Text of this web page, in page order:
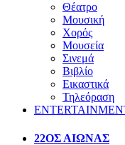
Θέατρο
Μουσική
Χορός
Μουσεία
Σινεμά
Βιβλίο
Εικαστικά
Τηλεόραση
22ΟΣ ΑΙΩΝΑΣ